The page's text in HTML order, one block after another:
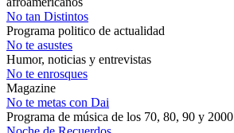
No tan Distintos
Programa politico de actualidad
No te asustes
Humor, noticias y entrevistas
No te enrosques
Magazine
No te metas con Dai
Programa de música de los 70, 80, 90 y 2000